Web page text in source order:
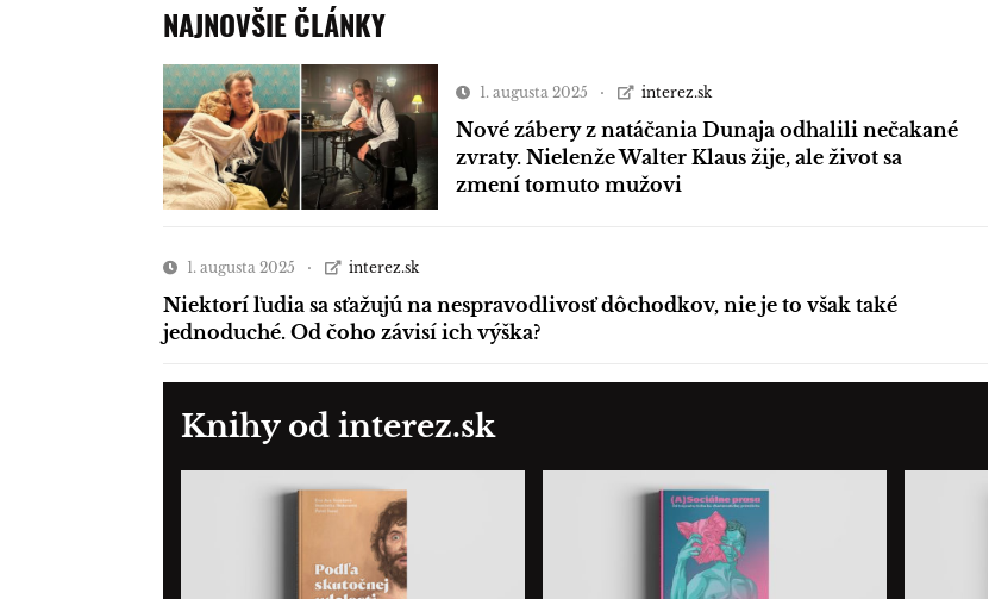
NAJNOVŠIE ČLÁNKY
1. augusta 2025 interez.sk
Nové zábery z natáčania Dunaja odhalili nečakané
zvraty. Nielenže Walter Klaus žije, ale život sa
zmení tomuto mužovi
1. augusta 2025 interez.sk
Niektorí ľudia sa sťažujú na nespravodlivosť dôchodkov, nie je to však také
jednoduché. Od čoho závisí ich výška?
Knihy od interez.sk